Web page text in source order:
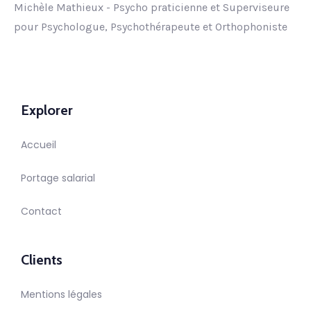
Michèle Mathieux - Psycho praticienne et Superviseure
pour Psychologue, Psychothérapeute et Orthophoniste
Explorer
Accueil
Portage salarial
Contact
Clients
Mentions légales